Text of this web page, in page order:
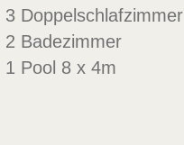
3 Doppelschlafzimmer
2 Badezimmer
1 Pool 8 x 4m